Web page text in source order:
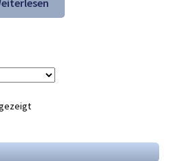
149,66 € 133,98 €.